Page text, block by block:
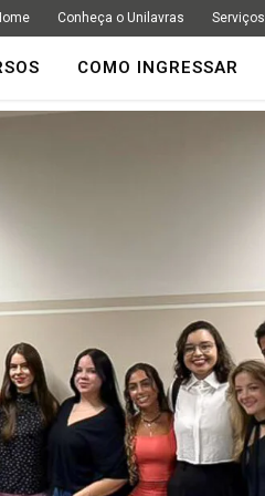
Conheça o Unilavras Serviços
COMO INGRESSAR